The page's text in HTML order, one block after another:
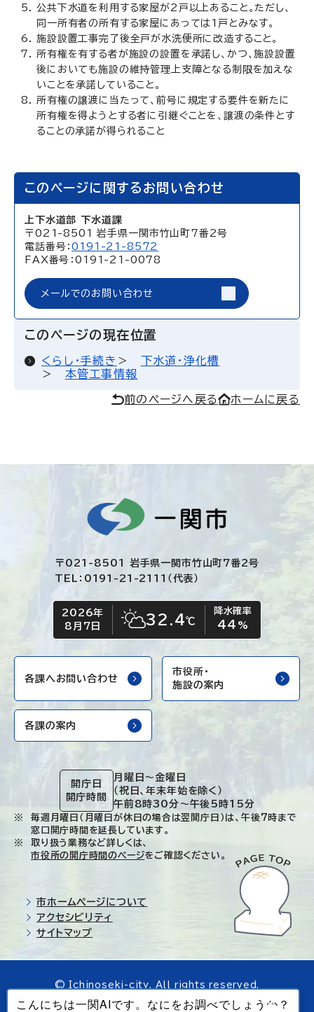
公共下水道を利用する家屋が2戸以上あること。ただし、
同一所有者の所有する家屋にあっては1戸とみなす。
施設設置工事完了後全戸が水洗便所に改造すること。
所有権を有する者が施設の設置を承諾し、かつ、施設設置
後においても施設の維持管理上支障となる制限を加えな
いことを承諾していること。
所有権の譲渡に当たって、前号に規定する要件を新たに
所有権を得ようとする者に引継ぐことを、譲渡の条件とす
ることの承諾が得られること
このページに関するお問い合わせ
上下水道部 下水道課
〒021-8501 岩手県一関市竹山町7番2号
電話番号：0191-21-8572
FAX番号：0191-21-0078
メールでのお問い合わせ
このページの現在位置
くらし・手続き
下水道・浄化槽
本管工事情報
前のページへ戻る ホームに戻る
〒021-8501 岩手県一関市竹山町7番2号
TEL：0191-21-2111（代表）
今日の日付
2026年
8月7日
今日の天気
晴れ時々くもり
32.4℃
降水確率
44 %
各課へお問い合わせ
市役所・
施設の案内
各課の案内
開庁日
開庁時間
月曜日～金曜日
（祝日、年末年始を除く）
午前8時30分～午後5時15分
毎週月曜日（月曜日が休日の場合は翌開庁日）は、午後7時まで
窓口開庁時間を延長しています。
取り扱う業務など詳しくは、
市役所の開庁時間のページをご確認ください。
市ホームページについて
アクセシビリティ
サイトマップ
© Ichinoseki-city. All rights reserved.
当ホームページで使用しているすべてのデータの